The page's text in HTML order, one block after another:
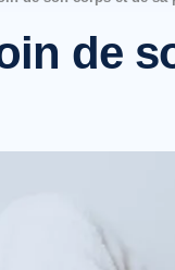
de